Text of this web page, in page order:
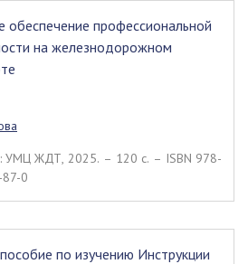
обеспечение профессиональной
на железнодорожном
УМЦ ЖДТ, 2025. – 120 c. – ISBN 978-
0
по изучению Инструкции